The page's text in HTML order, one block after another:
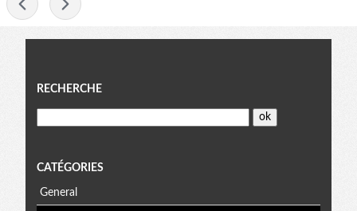
Menu
RECHERCHE
CATÉGORIES
General